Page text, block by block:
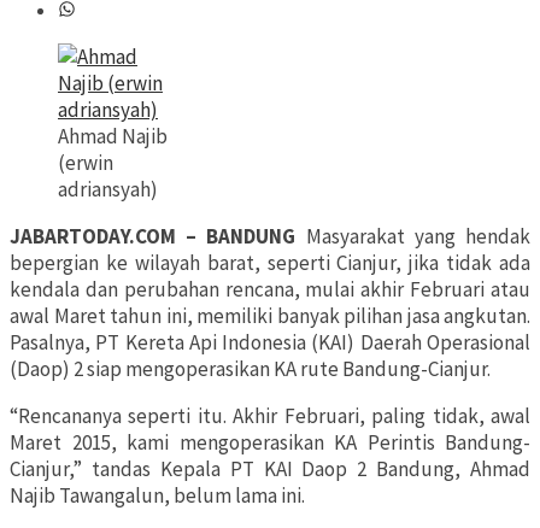
Ahmad Najib
(erwin
adriansyah)
JABARTODAY.COM – BANDUNG Masyarakat yang hendak
bepergian ke wilayah barat, seperti Cianjur, jika tidak ada
kendala dan perubahan rencana, mulai akhir Februari atau
awal Maret tahun ini, memiliki banyak pilihan jasa angkutan.
Pasalnya, PT Kereta Api Indonesia (KAI) Daerah Operasional
(Daop) 2 siap mengoperasikan KA rute Bandung-Cianjur.
“Rencananya seperti itu. Akhir Februari, paling tidak, awal
Maret 2015, kami mengoperasikan KA Perintis Bandung-
Cianjur,” tandas Kepala PT KAI Daop 2 Bandung, Ahmad
Najib Tawangalun, belum lama ini.